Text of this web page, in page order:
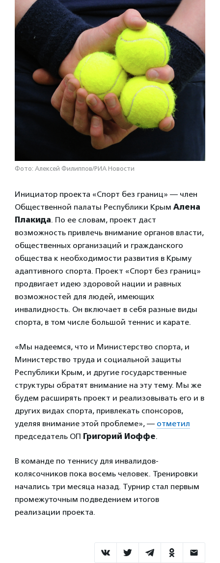
Фото: Алексей Филиппов/РИА Новости
Инициатор проекта «Спорт без границ» — член
Общественной палаты Республики Крым Алена
Плакида. По ее словам, проект даст
возможность привлечь внимание органов власти,
общественных организаций и гражданского
общества к необходимости развития в Крыму
адаптивного спорта. Проект «Спорт без границ»
продвигает идею здоровой нации и равных
возможностей для людей, имеющих
инвалидность. Он включает в себя разные виды
спорта, в том числе большой теннис и карате.
«Мы надеемся, что и Министерство спорта, и
Министерство труда и социальной защиты
Республики Крым, и другие государственные
структуры обратят внимание на эту тему. Мы же
будем расширять проект и реализовывать его и в
других видах спорта, привлекать спонсоров,
уделяя внимание этой проблеме», — отметил
председатель ОП Григорий Иоффе.
В команде по теннису для инвалидов-
колясочников пока восемь человек. Тренировки
начались три месяца назад. Турнир стал первым
промежуточным подведением итогов
реализации проекта.